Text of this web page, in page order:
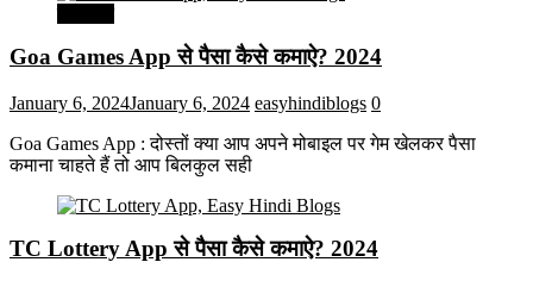
Goa Games App से पैसा कैसे कमाऐ? 2024
January 6, 2024January 6, 2024 easyhindiblogs 0
Goa Games App : दोस्तों क्या आप अपने मोबाइल पर गेम खेलकर पैसा
कमाना चाहते हैं तो आप बिलकुल सही
TC Lottery App से पैसा कैसे कमाऐ? 2024